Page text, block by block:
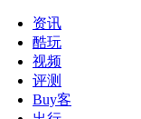
资讯
酷玩
视频
评测
Buy客